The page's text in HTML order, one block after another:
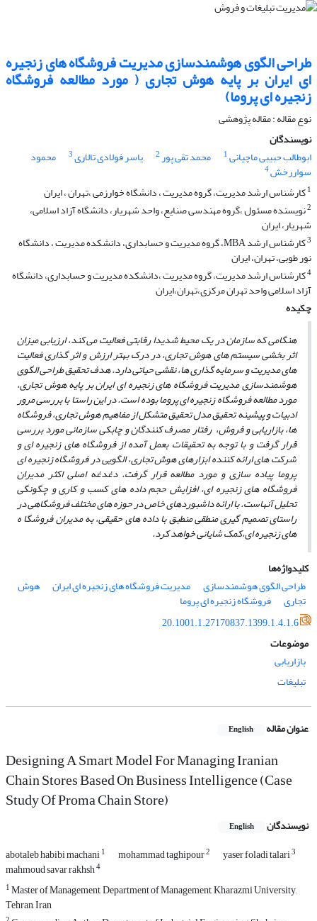
طراحی الگوی هوشمندسازی مدیریت فروشگاه های زنجیره
ای ایران بر پایه هوش تجاری ( مورد مطالعه فروشگاه
زنجیره ای پروما)
نوع مقاله : مقاله پژوهشی
نویسندگان
ابوطالب حبیبی ماچیانی1 محمد تقی پور2 یاسر فولادی تالاری3 محمود
سواررخش4
1کارشناس ارشد مدیریت، گروه مدیریت ، دانشگاه خوارزمی ،تهران ، ایران
2نویسنده مسئول ،گروه مهندسی صنایع، واحد شهریار، دانشگاه آزاد اسلامی،
شهریار، ایران
3 کارشناس ارشد MBA، گروه مدیریت و حسابداری، دانشکده مدیریت ، دانشگاه
نور طوبی، تهران، ایران
4کارشناس ارشد مدیریت، گروه مدیریت ،دانشکده مدیریت و حسابداری، دانشگاه
آزاد اسلامی واحد تهران مرکزی،تهران،ایران
چکیده
هنگامی که سازمان در یک محیط شدیدا رقابتی فعالیت می کند، ارزیابی میزان
اثر بخشی سیستم های هوش تجاری، در درک بهتر ارزش و اثر گذاری فعالیت
های مدیریت و سرمایه گذاری ها، نقشی حیاتی دارد. هدف تحقیق طراحی الگوی
هوشمندسازی مدیریت فروشگاه های زنجیره ای ایران بر پایه هوش تجاری،
مورد مطالعه فروشگاه زنجیره ای پروما بوده است. در این راستا با بررسی مرور
ادبیات و پیشینه تحقیق مدل تحقیق متشکل از مفاهیم هوش تجاری، فروشگاه
ها، بازاریابی و فروش، رفتار مصرف کنندگان و چابکی سازمانی مورد بررسی
قرار گرفتو با توجه به تحقیقات بعمل آمده از فروشگاه های زنجیره ای و
شرکت های ارائه کننده ابزارهای هوش تجاری، الگویی در فروشگاه زنجیره ای
پروما پیاده سازی و مورد مطالعه قرار گرفت. دغدغه اصلی اکثر مدیران
فروشگاه های زنجیره ای، افزایش حجم داده های کسب و کاری و چگونگی
تحلیل آنهاست. با ارائه داشبوردهای خاص در حوزه های مختلف فروشگاهی در
راستای تصمیم گیری منطقی منطبق با داده های حقیقی، به مدیران فروشگا ه
های زنجیره ای،کمک شایانی خواهد کرد.
کلیدواژه‌ها
طراحی الگوی هوشمندسازی
مدیریت فروشگاه های زنجیره ای ایران هوش
تجاری
فروشگاه زنجیره ای پروما
20.1001.1.27170837.1399.1.4.1.6
موضوعات
بازاریابی
تبلیغات
عنوان مقاله English
Designing A Smart Model For Managing Iranian
Chain Stores Based On Business Intelligence (Case
Study Of Proma Chain Store)
نویسندگان English
abotaleb habibi machani1 mohammad taghipour2 yaser foladi talari3
mahmoud savar rakhsh4
1Master of Management, Department of Management, Kharazmi University,
Tehran, Iran